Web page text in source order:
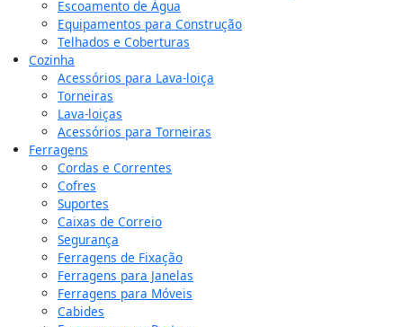
Escoamento de Água
Equipamentos para Construção
Telhados e Coberturas
Cozinha
Acessórios para Lava-loiça
Torneiras
Lava-loiças
Acessórios para Torneiras
Ferragens
Cordas e Correntes
Cofres
Suportes
Caixas de Correio
Segurança
Ferragens de Fixação
Ferragens para Janelas
Ferragens para Móveis
Cabides